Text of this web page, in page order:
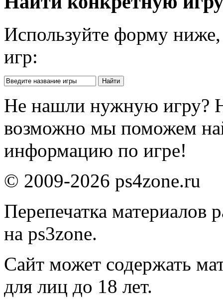
Используйте форму
игр:
Не нашли нужную игру?
возможно мы поможем
информацию по игре!
© 2009-2026 ps4zone.ru
Перепечатка материалов
на ps3zone.
Сайт может содержать
для лиц до 18 лет.